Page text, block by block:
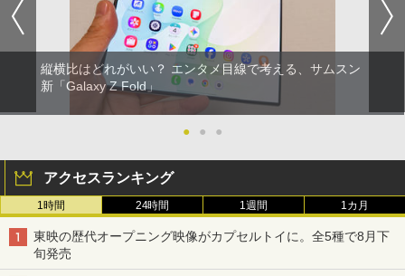
縦横比はどれがいい？ エンタメ目線で考える、サムスン
新「Galaxy Z Fold」
● ● ●
アクセスランキング
1時間 24時間 1週間 1カ月
東映の歴代オープニング映像がカプセルトイに。全5種で8月下
旬発売